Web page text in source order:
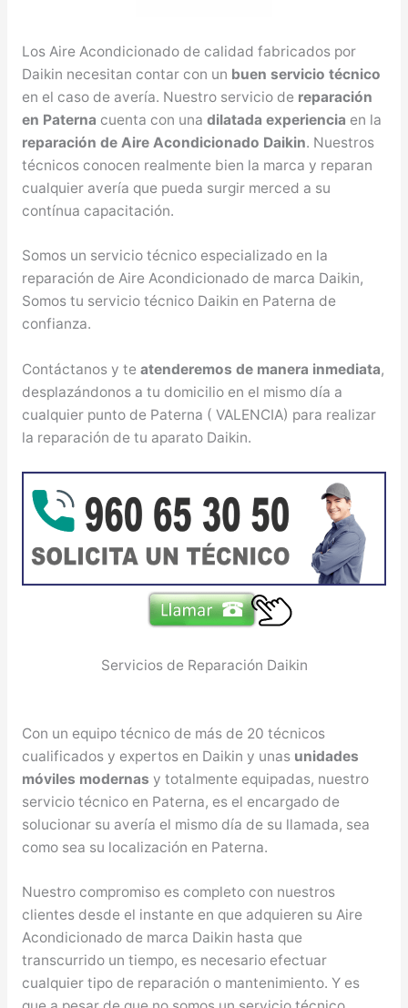
Los Aire Acondicionado de calidad fabricados por
Daikin necesitan contar con un buen servicio técnico
en el caso de avería. Nuestro servicio de reparación
en Paterna cuenta con una dilatada experiencia en la
reparación de Aire Acondicionado Daikin. Nuestros
técnicos conocen realmente bien la marca y reparan
cualquier avería que pueda surgir merced a su
contínua capacitación.
Somos un servicio técnico especializado en la
reparación de Aire Acondicionado de marca Daikin,
Somos tu servicio técnico Daikin en Paterna de
confianza.
Contáctanos y te atenderemos de manera inmediata,
desplazándonos a tu domicilio en el mismo día a
cualquier punto de Paterna ( VALENCIA) para realizar
la reparación de tu aparato Daikin.
Servicios de Reparación Daikin
Con un equipo técnico de más de 20 técnicos
cualificados y expertos en Daikin y unas unidades
móviles modernas y totalmente equipadas, nuestro
servicio técnico en Paterna, es el encargado de
solucionar su avería el mismo día de su llamada, sea
como sea su localización en Paterna.
Nuestro compromiso es completo con nuestros
clientes desde el instante en que adquieren su Aire
Acondicionado de marca Daikin hasta que
transcurrido un tiempo, es necesario efectuar
cualquier tipo de reparación o mantenimiento. Y es